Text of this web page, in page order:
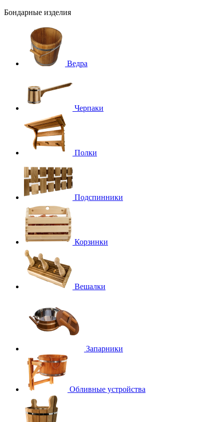
Бондарные изделия
Ведра
Черпаки
Полки
Подспинники
Корзинки
Вешалки
Запарники
Обливные устройства